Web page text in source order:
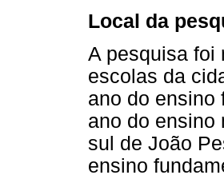
Local da
A pesquisa foi
escolas da
ano do ensino
ano do ensino
sul de João
ensino